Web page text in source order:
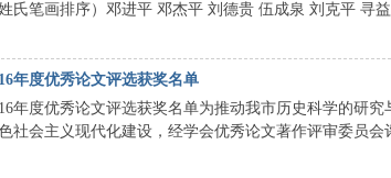
氏笔画排序）邓进平 邓杰平 刘德贵 伍成泉 刘克平 寻
年度优秀论文评选获奖名单
年度优秀论文评选获奖名单为推动我市历史科学的研
社会主义现代化建设，经学会优秀论文著作评审委员会